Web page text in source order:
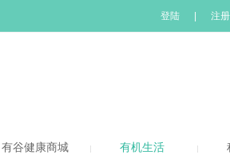
登陆 注册
有谷健康商城 有机生活